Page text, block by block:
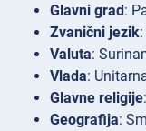
Glavni grad:
Zvanični jezik
Valuta:
Vlada:
Glavne religije
Geografija: